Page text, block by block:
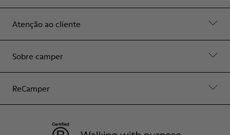
Atenção ao cliente
Sobre camper
ReCamper